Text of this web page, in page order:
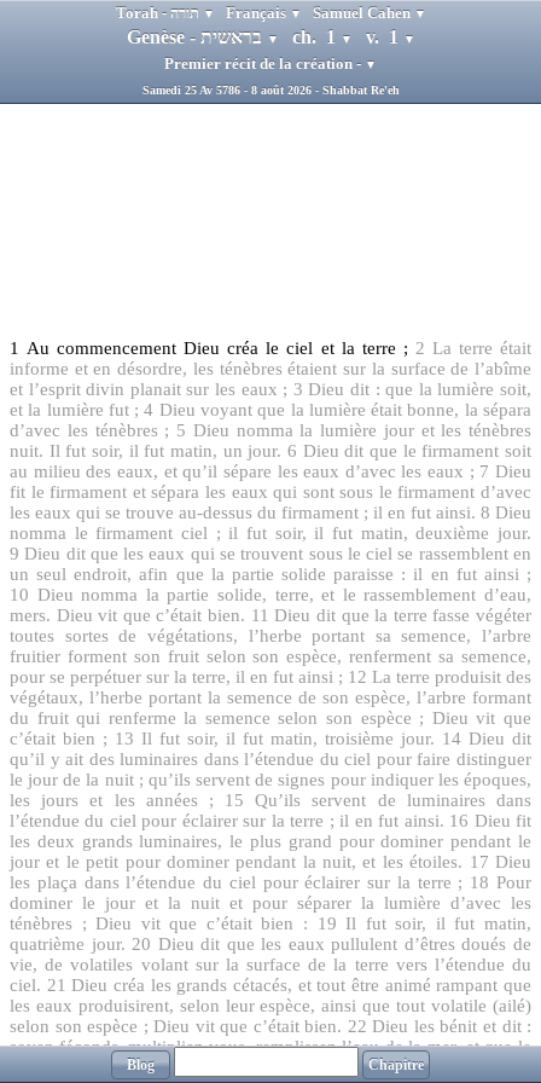
▼ Français ▼ Samuel Cahen ▼
▼ ch. 1 ▼ v. 1 ▼
Premier récit de la création - ▼
Samedi 25 Av 5786 - 8 août 2026 - Shabbat Re'eh
1 Au commencement Dieu créa le ciel et la terre ; 2 La terre était
informe et en désordre, les ténèbres étaient sur la surface de l’abîme
et l’esprit divin planait sur les eaux ; 3 Dieu dit : que la lumière soit,
et la lumière fut ; 4 Dieu voyant que la lumière était bonne, la sépara
d’avec les ténèbres ; 5 Dieu nomma la lumière jour et les ténèbres
nuit. Il fut soir, il fut matin, un jour. 6 Dieu dit que le firmament soit
au milieu des eaux, et qu’il sépare les eaux d’avec les eaux ; 7 Dieu
fit le firmament et sépara les eaux qui sont sous le firmament d’avec
les eaux qui se trouve au-dessus du firmament ; il en fut ainsi. 8 Dieu
nomma le firmament ciel ; il fut soir, il fut matin, deuxième jour.
9 Dieu dit que les eaux qui se trouvent sous le ciel se rassemblent en
un seul endroit, afin que la partie solide paraisse : il en fut ainsi ;
10 Dieu nomma la partie solide, terre, et le rassemblement d’eau,
mers. Dieu vit que c’était bien. 11 Dieu dit que la terre fasse végéter
toutes sortes de végétations, l’herbe portant sa semence, l’arbre
fruitier forment son fruit selon son espèce, renferment sa semence,
pour se perpétuer sur la terre, il en fut ainsi ; 12 La terre produisit des
végétaux, l’herbe portant la semence de son espèce, l’arbre formant
du fruit qui renferme la semence selon son espèce ; Dieu vit que
c’était bien ; 13 Il fut soir, il fut matin, troisième jour. 14 Dieu dit
qu’il y ait des luminaires dans l’étendue du ciel pour faire distinguer
le jour de la nuit ; qu’ils servent de signes pour indiquer les époques,
les jours et les années ;
15
Qu’ils servent de luminaires dans
l’étendue du ciel pour éclairer sur la terre ; il en fut ainsi. 16 Dieu fit
les deux grands luminaires, le plus grand pour dominer pendant le
jour et le petit pour dominer pendant la nuit, et les étoiles. 17 Dieu
les plaça dans l’étendue du ciel pour éclairer sur la terre ; 18 Pour
dominer le jour et la nuit et pour séparer la lumière d’avec les
ténèbres ; Dieu vit que c’était bien :
19 Il fut soir, il fut matin,
quatrième jour. 20 Dieu dit que les eaux pullulent d’êtres doués de
vie, de volatiles volant sur la surface de la terre vers l’étendue du
ciel. 21 Dieu créa les grands cétacés, et tout être animé rampant que
les eaux produisirent, selon leur espèce, ainsi que tout volatile (ailé)
selon son espèce ; Dieu vit que c’était bien. 22 Dieu les bénit et dit :
soyez féconds, multipliez-vous, remplissez l’eau de la mer, et que le
volatiles se multiplie sur la terre :
Il fut soir, il fut matin,
Blog Chapitre